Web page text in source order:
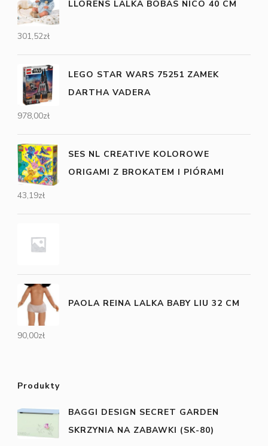
LLORENS LALKA BOBAS NICO 40 CM
301,52zł
LEGO STAR WARS 75251 ZAMEK
DARTHA VADERA
978,00zł
SES NL CREATIVE KOLOROWE
ORIGAMI Z BROKATEM I PIÓRAMI
43,19zł
PAOLA REINA LALKA BABY LIU 32 CM
90,00zł
Produkty
BAGGI DESIGN SECRET GARDEN
SKRZYNIA NA ZABAWKI (SK-80)